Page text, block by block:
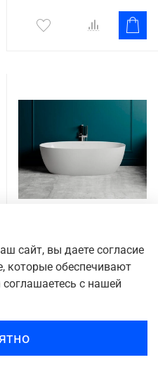
отдельностоящая
глянцевая 160х80 Salini
ALDA 101913GRF окрашена
по RAL
сайт, вы даете согласие
которые обеспечивают
с нашей